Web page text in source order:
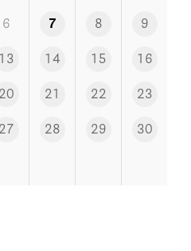
Zuhause
im Pflegeheim
–
6 7 8 9
13 14 15 16
20 21 22 23
27 28 29 30